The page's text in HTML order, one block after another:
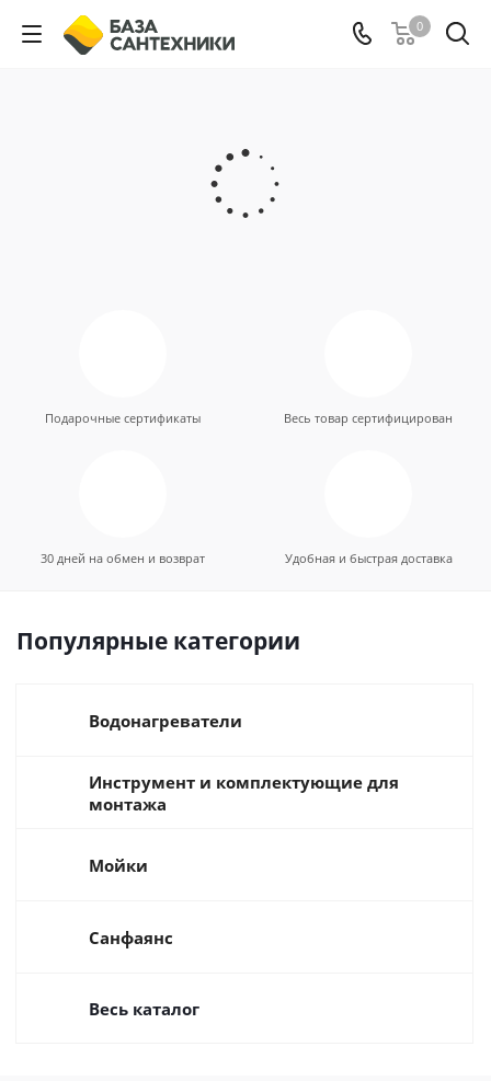
0
Подарочные сертификаты Весь товар сертифицирован
30 дней на обмен и возврат Удобная и быстрая доставка
Популярные категории
Водонагреватели
Инструмент и комплектующие для
монтажа
Мойки
Санфаянс
Весь каталог